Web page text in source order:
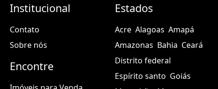
Institucional
Contato
Sobre nós
Encontre
Estados
Acre Alagoas Amapá
Amazonas Bahia Ceará
Distrito federal
Espírito santo Goiás